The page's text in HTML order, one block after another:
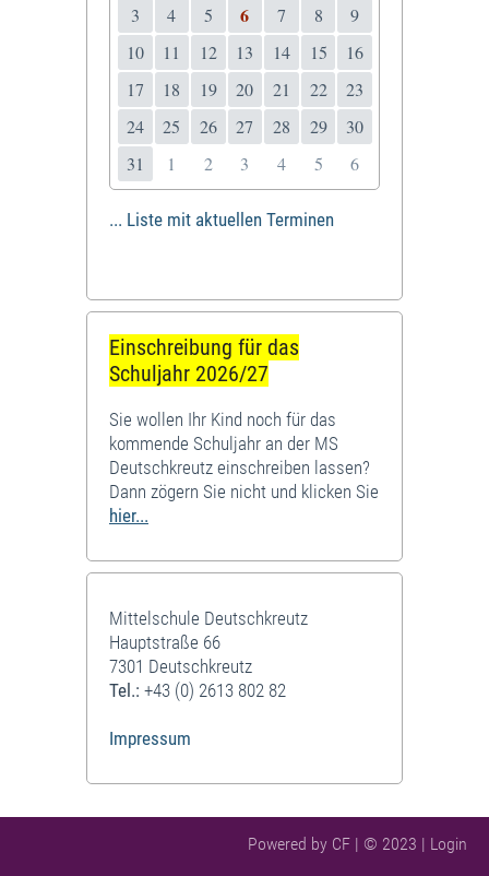
3
4 5 6 7 8
9
10
11 12 13 14 15
16
17
18 19 20 21 22
23
24
25 26 27 28 29
30
31
1 2 3 4 5 6
... Liste mit aktuellen Terminen
Einschreibung für das
Schuljahr 2026/27
Sie wollen Ihr Kind noch für das
kommende Schuljahr an der MS
Deutschkreutz einschreiben lassen?
Dann zögern Sie nicht und klicken Sie
hier...
Mittelschule Deutschkreutz
Hauptstraße 66
7301 Deutschkreutz
Tel.: +43 (0) 2613 802 82
Impressum
Powered by CF | © 2023 | Login